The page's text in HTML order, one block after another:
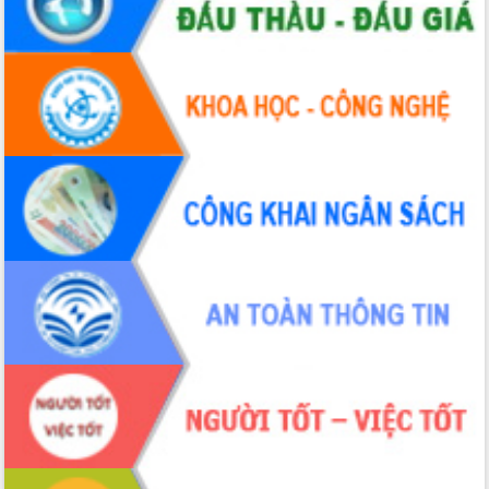
Hội thảo khoa học “Giải pháp thúc đẩy
phát triển nền kinh tế xanh tại tỉnh
Đắk Lắk”
Tăng cường giám sát, đôn đốc thực
hiện nhiệm vụ quản lý tài sản công
hàng tuần
Tháo gỡ những vướng mắc, đẩy mạnh
công tác cải cách thủ tục hành chính
tại Trung tâm Phục vụ hành chính
công tỉnh
Đắk Lắk: Tôn vinh 46 giải pháp tại Hội
thi Sáng tạo Kỹ thuật 2024 - 2025
Đắk Lắk rà soát, điều chỉnh Đề án 190
về phát triển nuôi trồng thủy sản
Phó Chủ tịch UBND tỉnh Đắk Lắk
Trương Công Thái kiểm tra thực địa
Dự án cao tốc Khánh Hòa - Buôn Ma
Thuột
Định vị cà phê Việt Nam như một “di
sản sống” trong dòng chảy toàn cầu